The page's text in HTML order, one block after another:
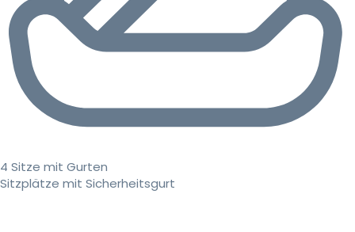
4 Sitze mit Gurten
Sitzplätze mit Sicherheitsgurt